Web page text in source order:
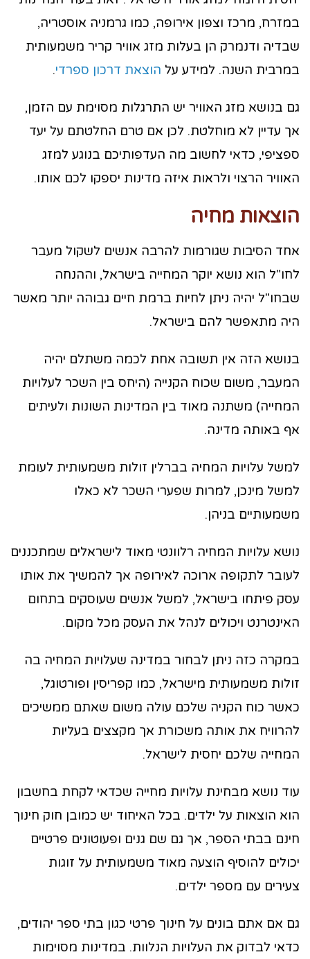
במזרח, מרכז וצפון אירופה, כמו גרמניה אוסטריה,
שבדיה ודנמרק הן בעלות מזג אוויר קריר משמעותית
במרבית השנה. למידע על הוצאת דרכון ספרדי.
גם בנושא מזג האוויר יש התרגלות מסוימת עם הזמן,
אך עדיין לא מוחלטת. לכן אם טרם החלטתם על יעד
ספציפי, כדאי לחשוב מה העדפותיכם בנוגע למזג
האוויר הרצוי ולראות איזה מדינות יספקו לכם אותו.
הוצאות מחיה
אחד הסיבות שגורמות להרבה אנשים לשקול מעבר
לחו"ל הוא נושא יוקר המחייה בישראל, וההנחה
שבחו"ל יהיה ניתן לחיות ברמת חיים גבוהה יותר מאשר
היה מתאפשר להם בישראל.
בנושא הזה אין תשובה אחת לכמה משתלם יהיה
המעבר, משום שכוח הקנייה (היחס בין השכר לעלויות
המחייה) משתנה מאוד בין המדינות השונות ולעיתים
אף באותה מדינה.
למשל עלויות המחיה בברלין זולות משמעותית לעומת
למשל מינכן, למרות שפערי השכר לא כאלו
משמעותיים בניהן.
נושא עלויות המחיה רלוונטי מאוד לישראלים שמתכננים
לעובר לתקופה ארוכה לאירופה אך להמשיך את אותו
עסק פיתחו בישראל, למשל אנשים שעוסקים בתחום
האינטרנט ויכולים לנהל את העסק מכל מקום.
במקרה כזה ניתן לבחור במדינה שעלויות המחיה בה
זולות משמעותית מישראל, כמו קפריסין ופורטוגל,
כאשר כוח הקניה שלכם עולה משום שאתם ממשיכים
להרוויח את אותה משכורת אך מקצצים בעליות
המחייה שלכם יחסית לישראל.
עוד נושא מבחינת עלויות מחייה שכדאי לקחת בחשבון
הוא הוצאות על ילדים. בכל האיחוד יש כמובן חוק חינוך
חינם בבתי הספר, אך גם שם גנים ופעוטונים פרטיים
יכולים להוסיף הוצעה מאוד משמעותית על זוגות
צעירים עם מספר ילדים.
גם אם אתם בונים על חינוך פרטי כגון בתי ספר יהודים,
כדאי לבדוק את העלויות הנלוות. במדינות מסוימות